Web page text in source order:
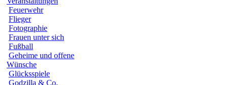
Feuerwehr
Flieger
Fotographie
Frauen unter sich
Fußball
Geheime und offene
Wünsche
Glücksspiele
Godzilla & Co.